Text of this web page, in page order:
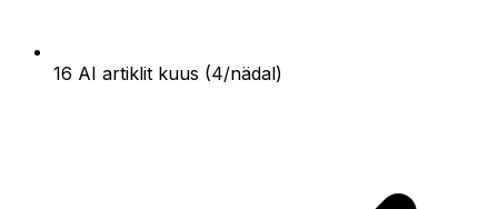
16 AI artiklit kuus (4/nädal)